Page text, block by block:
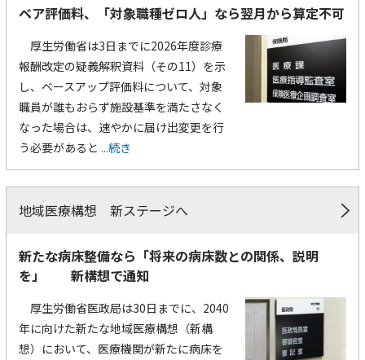
ベア評価料、「対象職種ゼロ人」なら翌月から算定不可
厚生労働省は3日までに2026年度診療
報酬改定の疑義解釈資料（その11）を示
し、ベースアップ評価料について、対象
職員が誰もおらず施設基準を満たさなく
なった場合は、速やかに届け出変更を行
う必要があると ...続き
地域医療構想 新ステージへ
新たな病床整備なら「将来の病床数との関係、説明
を」 新構想で通知
厚生労働省医政局は30日までに、2040
年に向けた新たな地域医療構想（新構
想）において、医療機関が新たに病床を